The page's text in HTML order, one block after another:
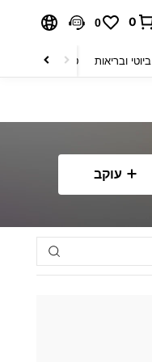
0
0
ביוטי ובריאות טקסטיל לבית
עוקב